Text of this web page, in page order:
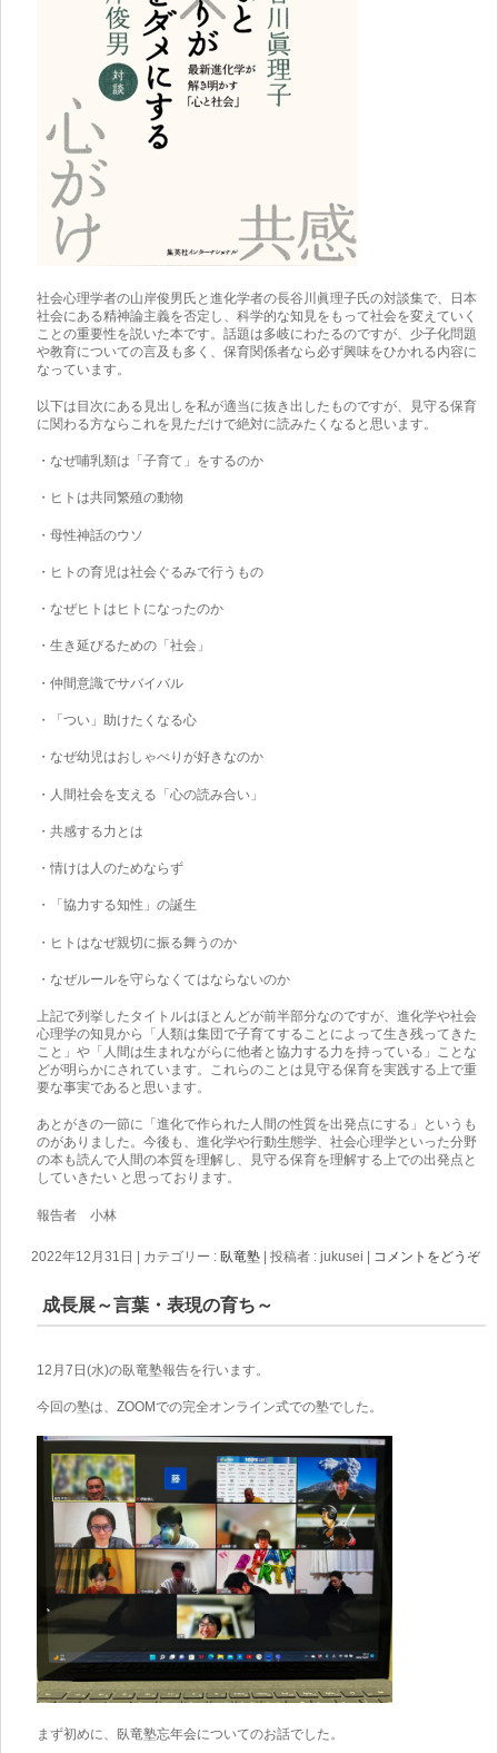
社会心理学者の山岸俊男氏と進化学者の長谷川眞理子氏の対談集で、日本
社会にある精神論主義を否定し、科学的な知見をもって社会を変えていく
ことの重要性を説いた本です。話題は多岐にわたるのですが、少子化問題
や教育についての言及も多く、保育関係者なら必ず興味をひかれる内容に
なっています。
以下は目次にある見出しを私が適当に抜き出したものですが、見守る保育
に関わる方ならこれを見ただけで絶対に読みたくなると思います。
・なぜ哺乳類は「子育て」をするのか
・ヒトは共同繁殖の動物
・母性神話のウソ
・ヒトの育児は社会ぐるみで行うもの
・なぜヒトはヒトになったのか
・生き延びるための「社会」
・仲間意識でサバイバル
・「つい」助けたくなる心
・なぜ幼児はおしゃべりが好きなのか
・人間社会を支える「心の読み合い」
・共感する力とは
・情けは人のためならず
・「協力する知性」の誕生
・ヒトはなぜ親切に振る舞うのか
・なぜルールを守らなくてはならないのか
上記で列挙したタイトルはほとんどが前半部分なのですが、進化学や社会
心理学の知見から「人類は集団で子育てすることによって生き残ってきた
こと」や「人間は生まれながらに他者と協力する力を持っている」ことな
どが明らかにされています。これらのことは見守る保育を実践する上で重
要な事実であると思います。
あとがきの一節に「進化で作られた人間の性質を出発点にする」というも
のがありました。今後も、進化学や行動生態学、社会心理学といった分野
の本も読んで人間の本質を理解し、見守る保育を理解する上での出発点と
していきたい と思っております。
報告者 小林
2022年12月31日 カテゴリー : 臥竜塾 |投稿者 : jukusei コメントをどうぞ
成長展～言葉・表現の育ち～
12月7日(水)の臥竜塾報告を行います。
今回の塾は、ZOOMでの完全オンライン式での塾でした。
まず初めに、臥竜塾忘年会についてのお話でした。